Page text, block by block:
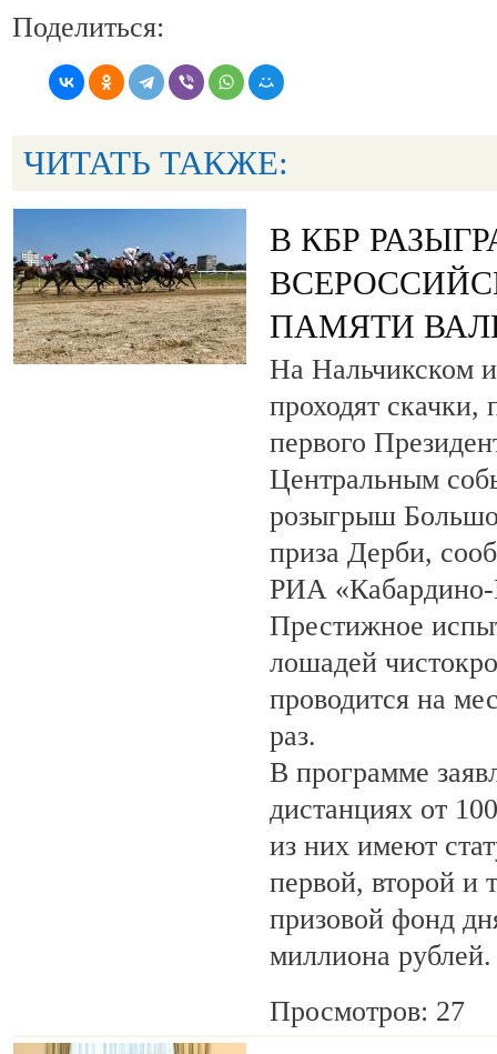
Поделиться:
ЧИТАТЬ ТАКЖЕ:
В КБР
ПАМЯТИ
На Нальчикском
проходят
первого
Центральным
розыгрыш
приза Дерби,
РИА «Кабардино-
Престижное
лошадей
проводится на
раз.
В программе
дистанциях от
из них имеют
первой, второй и
призовой фонд
миллиона рублей.
Просмотров: 27